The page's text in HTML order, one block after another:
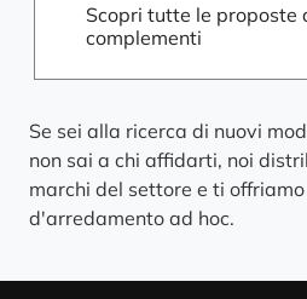
Scopri tutte le proposte
complementi
Se sei alla ricerca di nuovi
non sai a chi affidarti, noi
marchi del settore e ti
d'arredamento ad hoc.